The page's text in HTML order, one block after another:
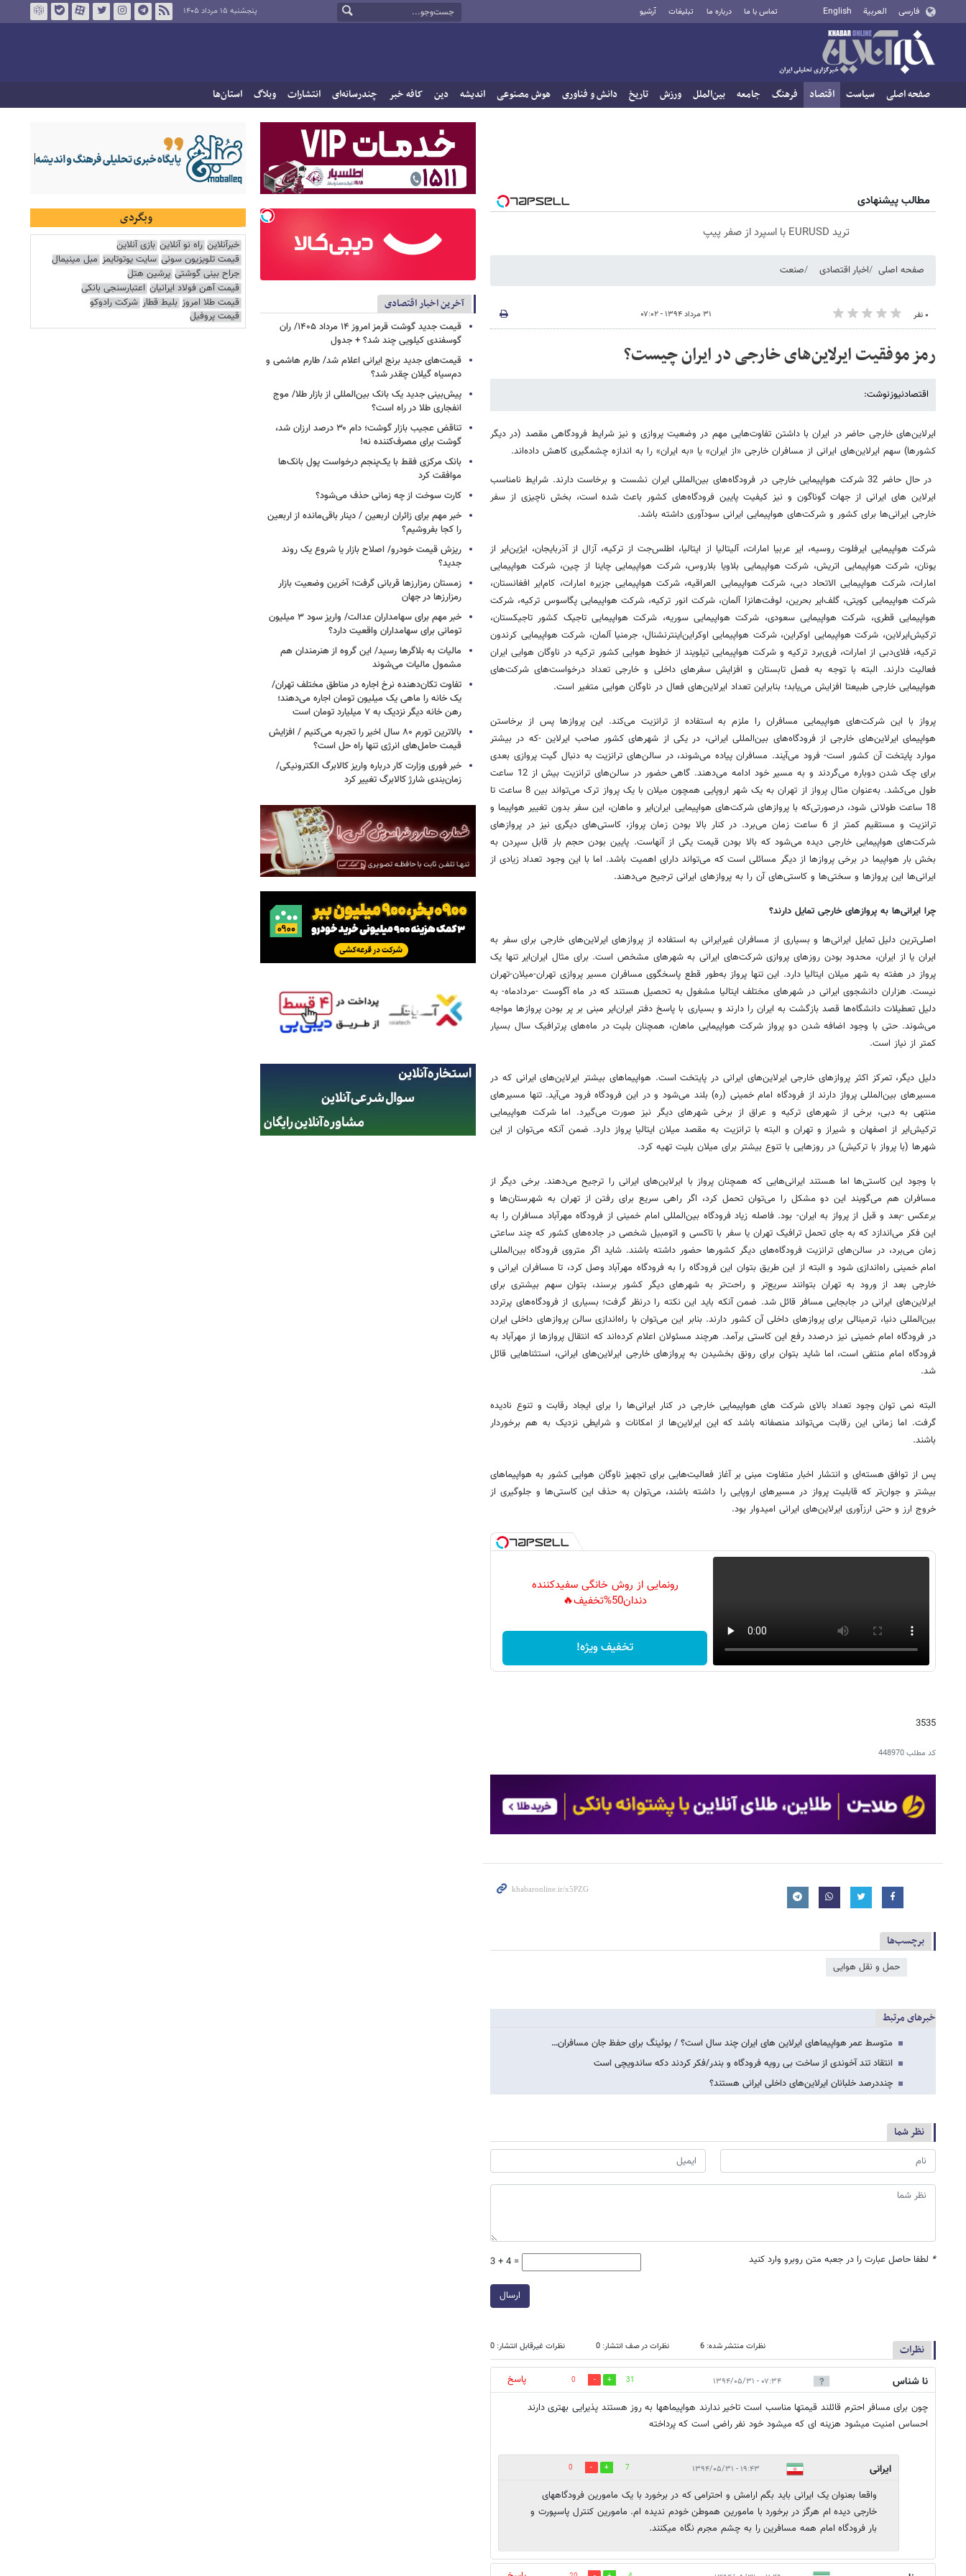
فارسی العربية English تماس با ما درباره ما تبلیغات آرشیو پنجشنبه ۱۵ مرداد ۱۴۰۵
صفحه اصلی سیاست اقتصاد فرهنگ جامعه بین‌الملل ورزش تاریخ دانش و فناوری هوش مصنوعی اندیشه دین کافه خبر چندرسانه‌ای انتشارات وبلاگ استان‌ها
مطالب پیشنهادی
ترید EURUSD با اسپرد از صفر پیپ
صفحه اصلی اخبار اقتصادی صنعت
۰ نفر ۳۱ مرداد ۱۳۹۴ - ۰۷:۰۲
رمز موفقیت ایرلاین‌های خارجی در ایران چیست؟
اقتصادنیوزنوشت:
ایرلاین‌های خارجی حاضر در ایران با داشتن تفاوت‌هایی مهم در وضعیت پروازی و نیز شرایط فرودگاهی مقصد (در دیگر
کشورها) سهم ایرلاین‌های ایرانی از مسافران خارجی «از ایران» یا «به ایران» را به اندازه چشمگیری کاهش داده‌اند.
در حال حاضر 32 شرکت هواپیمایی خارجی در فرودگاه‌های بین‌المللی ایران نشست و برخاست دارند. شرایط نامناسب
ایرلاین های ایرانی از جهات گوناگون و نیز کیفیت پایین فرودگاه‌های کشور باعث شده است، بخش ناچیزی از سفر
خارجی ایرانی‌ها برای کشور و شرکت‌های هواپیمایی ایرانی سودآوری داشته باشد.
شرکت هواپیمایی ایرفلوت روسیه، ایر عربیا امارات، آلیتالیا از ایتالیا، اطلس‌جت از ترکیه، آزال از آذربایجان، ایژین‌ایر از
یونان، شرکت هواپیمایی اتریش، شرکت هواپیمایی بلاویا بلاروس، شرکت هواپیمایی چاینا از چین، شرکت هواپیمایی
امارات، شرکت هواپیمایی الاتحاد دبی، شرکت هواپیمایی العراقیه، شرکت هواپیمایی جزیره امارات، کام‌ایر افغانستان،
شرکت هواپیمایی کویتی، گلف‌ایر بحرین، لوفت‌هانزا آلمان، شرکت انور ترکیه، شرکت هواپیمایی پگاسوس ترکیه، شرکت
هواپیمایی قطری، شرکت هواپیمایی سعودی، شرکت هواپیمایی سوریه، شرکت هواپیمایی تاجیک کشور تاجیکستان،
ترکیش‌ایرلاین، شرکت هواپیمایی اوکراین، شرکت هواپیمایی اوکراین‌اینترنشنال، جرمنیا آلمان، شرکت هواپیمایی کرندون
ترکیه، فلای‌دبی از امارات، فری‌برد ترکیه و شرکت هواپیمایی تیلویند از خطوط هوایی کشور ترکیه در ناوگان هوایی ایران
فعالیت دارند. البته با توجه به فصل تابستان و افزایش سفرهای داخلی و خارجی تعداد درخواست‌های شرکت‌های
هواپیمایی خارجی طبیعتا افزایش می‌یابد؛ بنابراین تعداد ایرلاین‌های فعال در ناوگان هوایی متغیر است.
پرواز با این شرکت‌های هواپیمایی مسافران را ملزم به استفاده از ترانزیت می‌کند. این پروازها پس از برخاستن
هواپیمای ایرلاین‌های خارجی از فرودگاه‌های بین‌المللی ایرانی، در یکی از شهرهای کشور صاحب ایرلاین -که در بیشتر
موارد پایتخت آن کشور است- فرود می‌آیند. مسافران پیاده می‌شوند، در سالن‌های ترانزیت به دنبال گیت پروازی بعدی
برای چک شدن دوباره می‌گردند و به مسیر خود ادامه می‌دهند. گاهی حضور در سالن‌های ترانزیت بیش از 12 ساعت
طول می‌کشد. به‌عنوان مثال پرواز از تهران به یک شهر اروپایی همچون میلان با یک پرواز ترک می‌تواند بین 8 ساعت تا
18 ساعت طولانی شود، درصورتی‌که با پروازهای شرکت‌های هواپیمایی ایران‌ایر و ماهان، این سفر بدون تغییر هواپیما و
ترانزیت و مستقیم کمتر از 6 ساعت زمان می‌برد. در کنار بالا بودن زمان پرواز، کاستی‌های دیگری نیز در پروازهای
شرکت‌های هواپیمایی خارجی دیده می‌شود که بالا بودن قیمت یکی از آنهاست. پایین بودن حجم بار قابل سپردن به
بخش بار هواپیما در برخی پروازها از دیگر مسائلی است که می‌تواند دارای اهمیت باشد. اما با این وجود تعداد زیادی از
ایرانی‌ها این پروازها و سختی‌ها و کاستی‌های آن را به پروازهای ایرانی ترجیح می‌دهند.
چرا ایرانی‌ها به پروازهای خارجی تمایل دارند؟
اصلی‌ترین دلیل تمایل ایرانی‌ها و بسیاری از مسافران غیرایرانی به استفاده از پروازهای ایرلاین‌های خارجی برای سفر به
ایران یا از ایران، محدود بودن روزهای پروازی شرکت‌های ایرانی به شهرهای مشخص است. برای مثال ایران‌ایر تنها یک
پرواز در هفته به شهر میلان ایتالیا دارد. این تنها پرواز به‌طور قطع پاسخگوی مسافران مسیر پروازی تهران-میلان-تهران
نیست. هزاران دانشجوی ایرانی در شهرهای مختلف ایتالیا مشغول به تحصیل هستند که در ماه آگوست -مردادماه- به
دلیل تعطیلات دانشگاه‌ها قصد بازگشت به ایران را دارند و بسیاری با پاسخ دفتر ایران‌ایر مبنی بر پر بودن پروازها مواجه
می‌شوند. حتی با وجود اضافه شدن دو پرواز شرکت هواپیمایی ماهان، همچنان بلیت در ماه‌های پرترافیک سال بسیار
کمتر از نیاز است.
دلیل دیگر، تمرکز اکثر پروازهای خارجی ایرلاین‌های ایرانی در پایتخت است. هواپیماهای بیشتر ایرلاین‌های ایرانی که در
مسیرهای بین‌المللی پرواز دارند از فرودگاه امام خمینی (ره)‌ بلند می‌شود و در این فرودگاه فرود می‌آید. تنها مسیرهای
منتهی به دبی، برخی از شهرهای ترکیه و عراق از برخی شهرهای دیگر نیز صورت می‌گیرد. اما شرکت هواپیمایی
ترکیش‌ایر از اصفهان و شیراز و تهران و البته با ترانزیت به مقصد میلان ایتالیا پرواز دارد. ضمن آنکه می‌توان از این
شهرها (با پرواز با ترکیش) در روزهایی با تنوع بیشتر برای میلان بلیت تهیه کرد.
با وجود این کاستی‌ها اما هستند ایرانی‌هایی که همچنان پرواز با ایرلاین‌های ایرانی را ترجیح می‌دهند. برخی دیگر از
مسافران هم می‌گویند این دو مشکل را می‌توان تحمل کرد، اگر راهی سریع برای رفتن از تهران به شهرستان‌ها و
برعکس -بعد و قبل از پرواز به ایران- بود. فاصله زیاد فرودگاه بین‌المللی امام خمینی از فرودگاه مهرآباد مسافران را به
این فکر می‌اندازد که به جای تحمل ترافیک تهران یا سفر با تاکسی و اتومبیل شخصی در جاده‌های کشور که چند ساعتی
زمان می‌برد، در سالن‌های ترانزیت فرودگاه‌های دیگر کشورها حضور داشته باشند. شاید اگر متروی فرودگاه بین‌المللی
امام خمینی راه‌اندازی شود و البته از این طریق بتوان این فرودگاه را به فرودگاه مهرآباد وصل کرد، تا مسافران ایرانی و
خارجی بعد از ورود به تهران بتوانند سریع‌تر و راحت‌تر به شهرهای دیگر کشور برسند، بتوان سهم بیشتری برای
ایرلاین‌های ایرانی در جابجایی مسافر قائل شد. ضمن آنکه باید این نکته را درنظر گرفت؛ بسیاری از فرودگاه‌های پرتردد
بین‌المللی دنیا، ترمینالی برای پروازهای داخلی آن کشور دارند. بنابر این می‌توان با راه‌اندازی سالن پروازهای داخلی ایران
در فرودگاه امام خمینی نیز درصدد رفع این کاستی برآمد. هرچند مسئولان اعلام کرده‌اند که انتقال پروازها از مهرآباد به
فرودگاه امام منتفی است، اما شاید بتوان برای رونق بخشیدن به پروازهای خارجی ایرلاین‌های ایرانی، استثناهایی قائل
شد.
البته نمی توان وجود تعداد بالای شرکت های هواپیمایی خارجی در کنار ایرانی‌ها را برای ایجاد رقابت و تنوع نادیده
گرفت. اما زمانی این رقابت می‌تواند منصفانه باشد که این ایرلاین‌ها از امکانات و شرایطی نزدیک به هم برخوردار
باشند.
پس از توافق هسته‌ای و انتشار اخبار متفاوت مبنی بر آغاز فعالیت‌هایی برای تجهیز ناوگان هوایی کشور به هواپیماهای
بیشتر و جوان‌تر که قابلیت پرواز در مسیرهای اروپایی را داشته باشند، می‌توان به حذف این کاستی‌ها و جلوگیری از
خروج ارز و حتی ارزآوری ایرلاین‌های ایرانی امیدوار بود.
رونمایی از روش خانگی سفیدکننده
دندان50%تخفیف🔥
تخفیف ویژه!
3535
کد مطلب448970
برچسب‌ها
حمل و نقل هوایی
خبرهای مرتبط
متوسط عمر هواپیماهای ایرلاین های ایران چند سال است؟ / بوئینگ برای حفظ جان مسافران…
انتقاد تند آخوندی از ساخت بی رویه فرودگاه و بندر/فکر کردند دکه ساندویچی است
چنددرصد خلبانان ایرلاین‌های داخلی ایرانی هستند؟
نظر شما
* لطفا حاصل عبارت را در جعبه متن روبرو وارد کنید 3 + 4 =
ارسال
نظرات نظرات منتشر شده: 6 نظرات در صف انتشار: 0 نظرات غیرقابل انتشار: 0
نا شناس ۰۷:۳۴ - ۱۳۹۴/۰۵/۳۱ 31
0
پاسخ
چون برای مسافر احترم قائلند قیمتها مناسب است تاخیر ندارند هواپیماهها به روز هستند پذیرایی بهتری دارند
احساس امنیت میشود هزینه ای که میشود خود نفر راضی است که پرداخته
ایرانی ۱۹:۴۳ - ۱۳۹۴/۰۵/۳۱ 7
0
واقعا بعنوان یک ایرانی باید بگم ارامش و احترامی که در برخورد با یک مامورین فرودگاههای
خارجی دیده ام هرگز در برخورد با مامورین هموطن خودم ندیده ام. مامورین کنترل پاسپورت و
بار فرودگاه امام همه مسافرین را به چشم مجرم نگاه میکنند.
آخرین اخبار اقتصادی
قیمت جدید گوشت قرمز امروز ۱۴ مرداد ۱۴۰۵/ ران
گوسفندی کیلویی چند شد؟ + جدول
قیمت‌های جدید برنج ایرانی اعلام شد/ طارم هاشمی و
دم‌سیاه گیلان چقدر شد؟
پیش‌بینی جدید یک بانک بین‌المللی از بازار طلا/ موج
انفجاری طلا در راه است؟
تناقض عجیب بازار گوشت؛ دام ۳۰ درصد ارزان شد،
گوشت برای مصرف‌کننده نه!
بانک مرکزی فقط با یک‌‎پنجم درخواست پول بانک‌ها
موافقت کرد
کارت سوخت از چه زمانی حذف می‌شود؟
خبر مهم برای زائران اربعین / دینار باقی‌مانده از اربعین
را کجا بفروشیم؟
ریزش قیمت خودرو/ اصلاح بازار یا شروع یک روند
جدید؟
زمستان رمزارزها قربانی گرفت؛ آخرین وضعیت بازار
رمزارزها در جهان
خبر مهم برای سهامداران عدالت/ واریز سود ۳ میلیون
تومانی برای سهامداران واقعیت دارد؟
مالیات به بلاگرها رسید/ این گروه از هنرمندان هم
مشمول مالیات می‌شوند
تفاوت تکان‌دهنده نرخ اجاره در مناطق مختلف تهران/
یک خانه را ماهی یک میلیون تومان اجاره می‌دهند؛
رهن خانه دیگر نزدیک به ۷ میلیارد تومان است
بالاترین تورم ۸۰ سال اخیر را تجربه می‌کنیم / افزایش
قیمت حامل‌های انرژی تنها راه حل است؟
خبر فوری وزارت کار درباره واریز کالابرگ الکترونیکی/
زمان‌بندی شارژ کالابرگ تغییر کرد
وبگردی
خبرآنلاین راه نو آنلاین بازی آنلاین
قیمت تلویزیون سونی سایت یوتوتایمز مبل مینیمال
جراح بینی گوشتی پرشین هتل
قیمت آهن فولاد ایرانیان اعتبارسنجی بانکی
قیمت طلا امروز بلیط قطار شرکت رادوکو
قیمت پروفیل